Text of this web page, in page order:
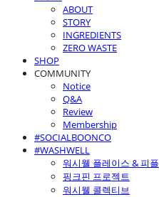
ABOUT
STORY
INGREDIENTS
ZERO WASTE
SHOP
COMMUNITY
Notice
Q&A
Review
Membership
#SOCIALBOONCO
#WASHWELL
워시웰 플레이스 & 피플
핑크핀 프로젝트
워시웰 콜렉티브